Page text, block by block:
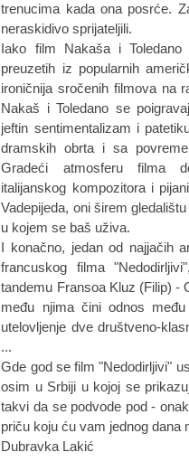
trenucima kada ona posrće.
neraskidivo sprijateljili.
Iako film Nakaša i
preuzetih iz popularnih
ironičnija sročenih filmova na
Nakaš i Toledano se
jeftin sentimentalizam i
dramskih obrta i sa
Gradeći atmosferu filma
italijanskog kompozitora i
Vadepijeda, oni širem
u kojem se baš uživa.
I konačno, jedan od najjačih
francuskog filma
tandemu Fransoa Kluz (Filip) -
među njima čini odnos
utelovljenje dve društveno-
...
Gde god se film "Nedodirljivi"
osim u Srbiji u kojoj se
takvi da se podvode pod -
priču koju ću vam jednog dana
Dubravka Lakić